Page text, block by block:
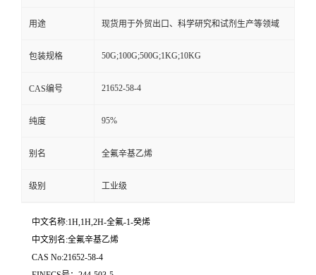
用途 现货用于外贸出口、科学研究和试剂生产等领域
包装规格 50G;100G;500G;1KG;10KG
CAS编号 21652-58-4
纯度 95%
别名 全氟辛基乙烯
级别 工业级
中文名称:1H,1H,2H-全氟-1-癸烯
中文别名:全氟辛基乙烯
CAS No:21652-58-4